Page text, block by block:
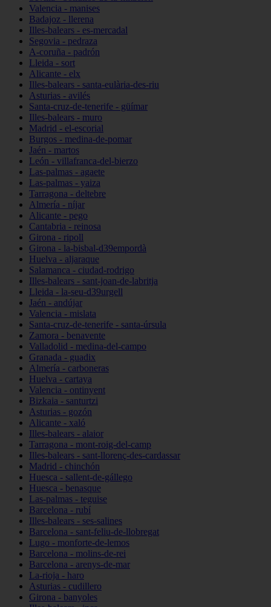
Valencia - manises
Badajoz - llerena
Illes-balears - es-mercadal
Segovia - pedraza
A-coruña - padrón
Lleida - sort
Alicante - elx
Illes-balears - santa-eulària-des-riu
Asturias - avilés
Santa-cruz-de-tenerife - güímar
Illes-balears - muro
Madrid - el-escorial
Burgos - medina-de-pomar
Jaén - martos
León - villafranca-del-bierzo
Las-palmas - agaete
Las-palmas - yaiza
Tarragona - deltebre
Almería - níjar
Alicante - pego
Cantabria - reinosa
Girona - ripoll
Girona - la-bisbal-d39empordà
Huelva - aljaraque
Salamanca - ciudad-rodrigo
Illes-balears - sant-joan-de-labritja
Lleida - la-seu-d39urgell
Jaén - andújar
Valencia - mislata
Santa-cruz-de-tenerife - santa-úrsula
Zamora - benavente
Valladolid - medina-del-campo
Granada - guadix
Almería - carboneras
Huelva - cartaya
Valencia - ontinyent
Bizkaia - santurtzi
Asturias - gozón
Alicante - xaló
Illes-balears - alaior
Tarragona - mont-roig-del-camp
Illes-balears - sant-llorenç-des-cardassar
Madrid - chinchón
Huesca - sallent-de-gállego
Huesca - benasque
Las-palmas - teguise
Barcelona - rubí
Illes-balears - ses-salines
Barcelona - sant-feliu-de-llobregat
Lugo - monforte-de-lemos
Barcelona - molins-de-rei
Barcelona - arenys-de-mar
La-rioja - haro
Asturias - cudillero
Girona - banyoles